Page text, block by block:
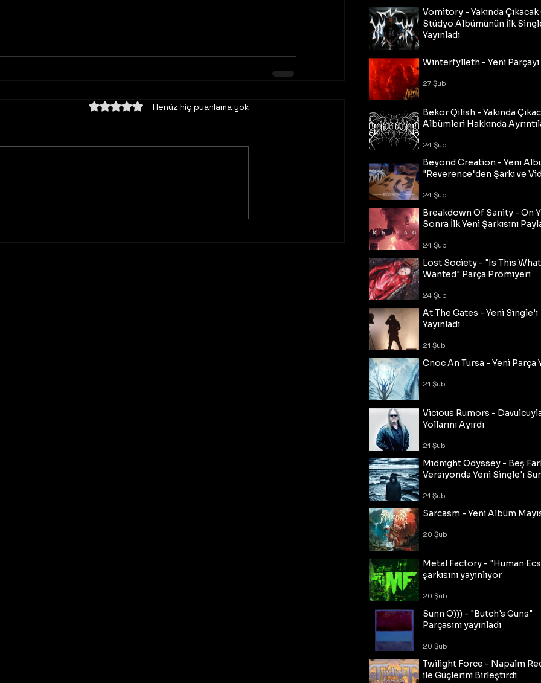
5 üzerinden 0 yıldızHenüz hiç puanlama yok
Vomitory - Yakında
Stüdyo Albümünün İlk
Yayınladı
Winterfylleth - Yeni Parçayı
27 Şub
Bekor Qilish - Yakında
Albümleri Hakkında
24 Şub
Beyond Creation - Yeni
"Reverence"den Şarkı ve
24 Şub
Breakdown Of Sanity - On
Sonra İlk Yeni Şarkısını
24 Şub
Lost Society - "Is This
Wanted" Parça Prömiyeri
24 Şub
At The Gates - Yeni Single'ı
Yayınladı
21 Şub
Cnoc An Tursa - Yeni Parça
21 Şub
Vicious Rumors -
Yollarını Ayırdı
21 Şub
Midnight Odyssey - Beş
Versiyonda Yeni Single'ı
21 Şub
Sarcasm - Yeni Albüm
20 Şub
Metal Factory - "Human
şarkısını yayınlıyor
20 Şub
Sunn O))) - "Butch's Guns"
Parçasını yayınladı
20 Şub
Twilight Force - Napalm
ile Güçlerini Birleştirdi